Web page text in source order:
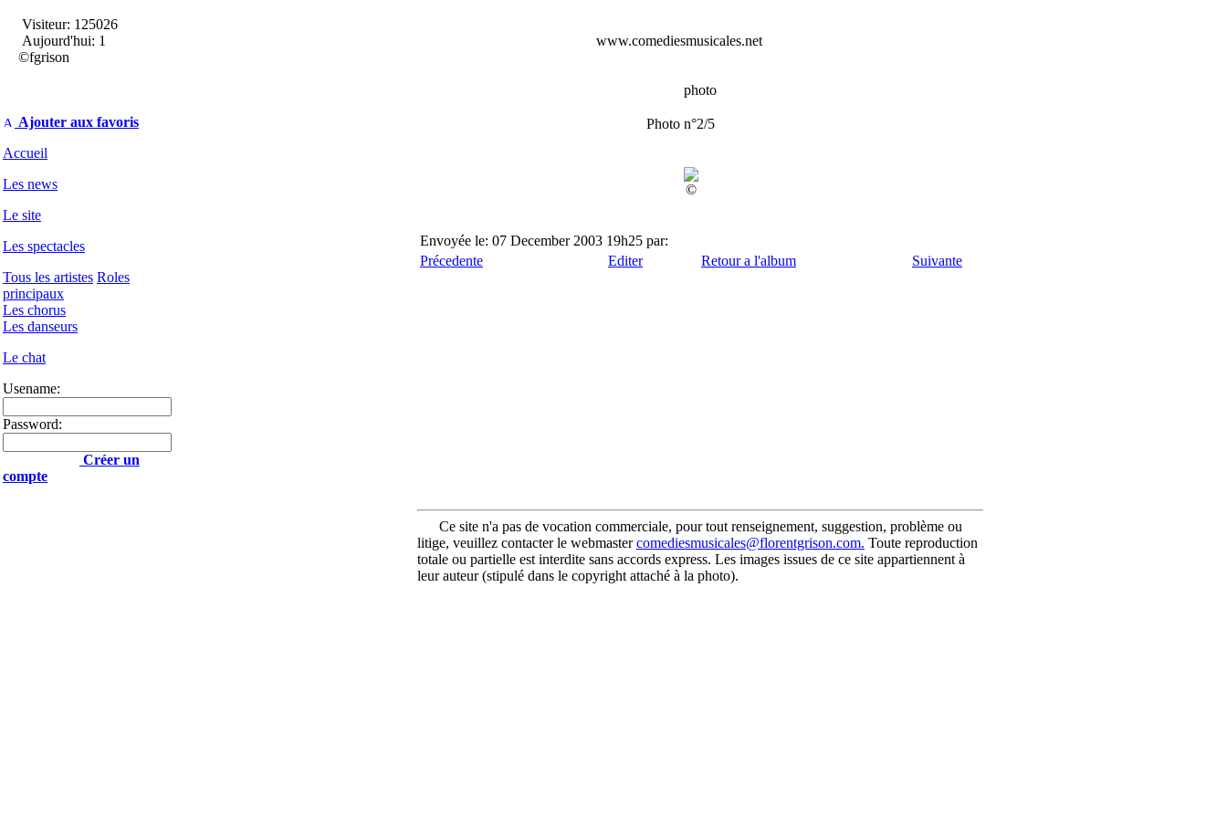
Visiteur: 125026
Aujourd'hui: 1
©fgrison
www.comediesmusicales.net
Ajouter aux favoris
Accueil
Les news
Le site
Les spectacles
Tous les artistes Roles
principaux
Les chorus
Les danseurs
Le chat
Usename:
Password:
Créer un
compte
photo
Photo n°2/5
©
Envoyée le: 07 December 2003 19h25 par:
Précedente
Editer Retour a l'album Suivante
Ce site n'a pas de vocation commerciale, pour tout renseignement, suggestion, problème ou
litige, veuillez contacter le webmastercomediesmusicales@florentgrison.com. Toute reproduction
totale ou partielle est interdite sans accords express. Les images issues de ce site appartiennent à
leur auteur (stipulé dans le copyright attaché à la photo).